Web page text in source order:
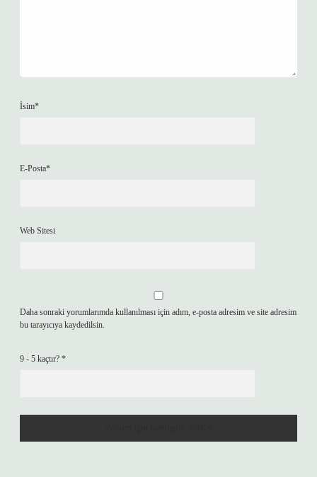
İsim*
E-Posta*
Web Sitesi
Daha sonraki yorumlarımda kullanılması için adım, e-posta adresim ve site adresim
bu tarayıcıya kaydedilsin.
9 - 5 kaçtır? *